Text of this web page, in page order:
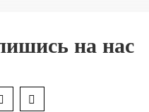
на нас